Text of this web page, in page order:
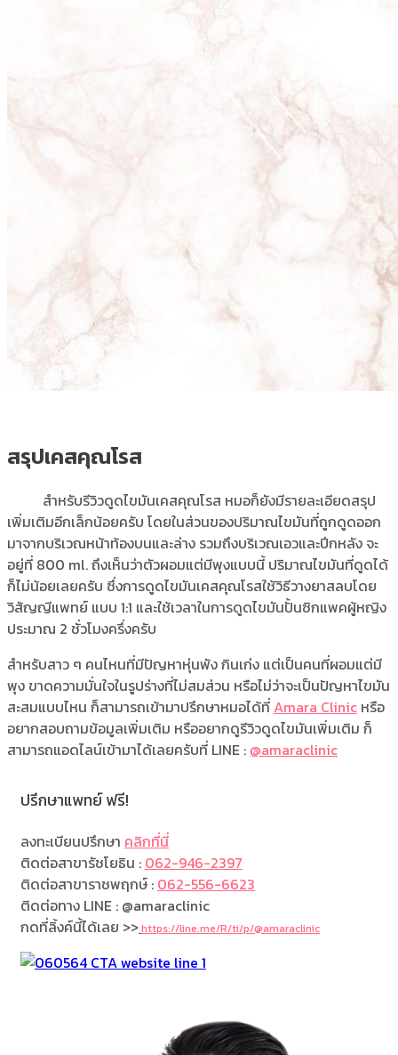
สรุปเคสคุณโรส
สำหรับรีวิวดูดไขมันเคสคุณโรส หมอก็ยังมีรายละเอียดสรุป
เพิ่มเติมอีกเล็กน้อยครับ โดยในส่วนของปริมาณไขมันที่ถูกดูดออก
มาจากบริเวณหน้าท้องบนและล่าง รวมถึงบริเวณเอวและปีกหลัง จะ
อยู่ที่ 800 ml. ถึงเห็นว่าตัวผอมแต่มีพุงแบบนี้ ปริมาณไขมันที่ดูดได้
ก็ไม่น้อยเลยครับ ซึ่งการดูดไขมันเคสคุณโรสใช้วิธีวางยาสลบโดย
วิสัญญีแพทย์ แบบ 1:1 และใช้เวลาในการดูดไขมันปั้นซิกแพคผู้หญิง
ประมาณ 2 ชั่วโมงครึ่งครับ
สำหรับสาว ๆ คนไหนที่มีปัญหาหุ่นพัง กินเก่ง แต่เป็นคนที่ผอมแต่มี
พุง ขาดความมั่นใจในรูปร่างที่ไม่สมส่วน หรือไม่ว่าจะเป็นปัญหาไขมัน
สะสมแบบไหน ก็สามารถเข้ามาปรึกษาหมอได้ที่ Amara Clinic หรือ
อยากสอบถามข้อมูลเพิ่มเติม หรืออยากดูรีวิวดูดไขมันเพิ่มเติม ก็
สามารถแอดไลน์เข้ามาได้เลยครับที่ LINE : @amaraclinic
ปรึกษาแพทย์ ฟรี!
ลงทะเบียนปรึกษา คลิกที่นี่
ติดต่อสาขารัชโยธิน : 062-946-2397
ติดต่อสาขาราชพฤกษ์ : 062-556-6623
ติดต่อทาง LINE : @amaraclinic
กดที่ลิ้งค์นี้ได้เลย >>https://line.me/R/ti/p/@amaraclinic